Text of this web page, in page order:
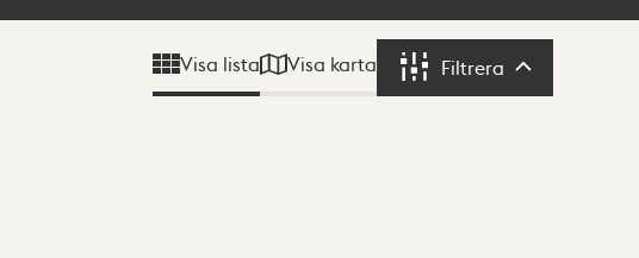
Visa lista Visa karta Filtrera Filtrera